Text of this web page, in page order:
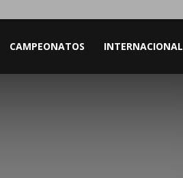
CAMPEONATOS INTERNACIONAL